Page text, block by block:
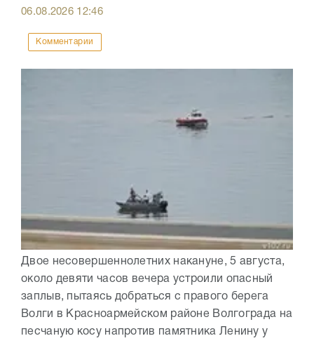
06.08.2026 12:46
Комментарии
Двое несовершеннолетних накануне, 5 августа,
около девяти часов вечера устроили опасный
заплыв, пытаясь добраться с правого берега
Волги в Красноармейском районе Волгограда на
песчаную косу напротив памятника Ленину у